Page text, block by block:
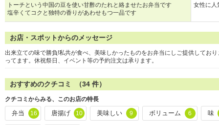
トーチという中国の豆を使い甘酢のたれと絡ませたお弁当です
塩辛くてコクと独特の香りがあわせもつ一品です
女性に人
お店・スポットからのメッセージ
出来立ての味で勝負!私共が食べ、美味しかったものをお弁当にしご提供してお
ってます。休祝祭日、イベント等の予約注文は承ります。
おすすめのクチコミ （34 件）
クチコミからみる、このお店の特長
弁当 16 唐揚げ 10 美味しい 9 ボリューム 6 味